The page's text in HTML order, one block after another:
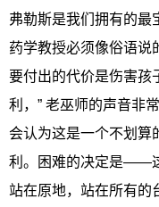
弗勒斯是我们拥有的最
药学教授必须像俗语说
要付出的代价是伤害孩
利，” 老巫师的声音非
会认为这是一个不划算
利。困难的决定是——
站在原地，站在所有的